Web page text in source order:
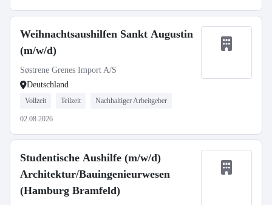
Weihnachtsaushilfen Sankt Augustin
(m/w/d)
Søstrene Grenes Import A/S
Deutschland
Vollzeit Teilzeit Nachhaltiger Arbeitgeber
02.08.2026
Studentische Aushilfe (m/w/d)
Architektur/Bauingenieurwesen
(Hamburg Bramfeld)